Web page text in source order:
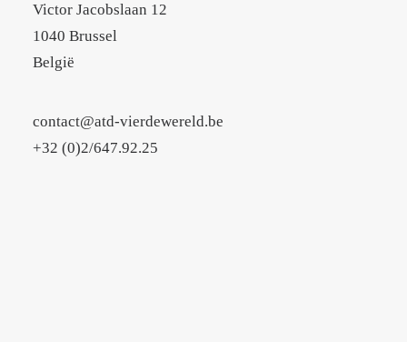
Victor Jacobslaan 12
1040 Brussel
België
contact@atd-vierdewereld.be
+32 (0)2/647.92.25